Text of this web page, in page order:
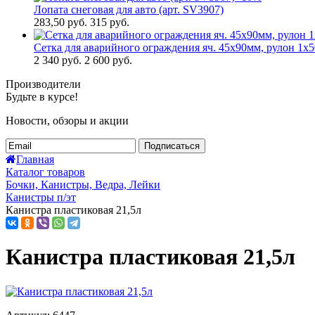
Лопата снеговая для авто (арт. SV3907)
283,50 руб. 315 руб.
Сетка для аварийного ограждения яч. 45х90мм, рулон
2 340 руб. 2 600 руб.
Производители
Будьте в курсе!
Новости, обзоры и акции
Подписаться
Главная
Каталог товаров
Бочки, Канистры, Ведра, Лейки
Канистры п/эт
Канистра пластиковая 21,5л
Канистра пластиковая 21,5л